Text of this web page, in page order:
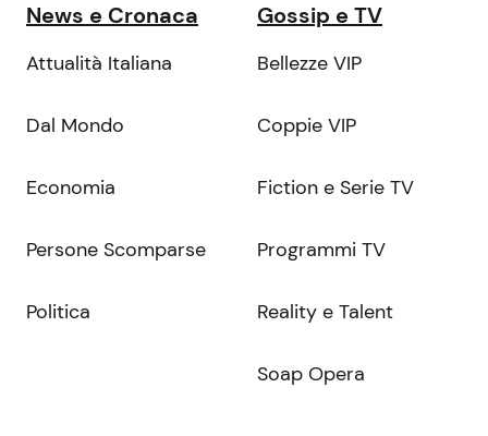
News e Cronaca
Attualità Italiana
Dal Mondo
Economia
Persone Scomparse
Politica
Gossip e TV
Bellezze VIP
Coppie VIP
Fiction e Serie TV
Programmi TV
Reality e Talent
Soap Opera